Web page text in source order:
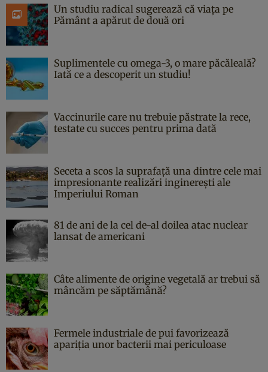
Un studiu radical sugerează că viața pe
Pământ a apărut de două ori
Suplimentele cu omega-3, o mare păcăleală?
Iată ce a descoperit un studiu!
Vaccinurile care nu trebuie păstrate la rece,
testate cu succes pentru prima dată
Seceta a scos la suprafață una dintre cele mai
impresionante realizări inginerești ale
Imperiului Roman
81 de ani de la cel de-al doilea atac nuclear
lansat de americani
Câte alimente de origine vegetală ar trebui să
mâncăm pe săptămână?
Fermele industriale de pui favorizează
apariția unor bacterii mai periculoase